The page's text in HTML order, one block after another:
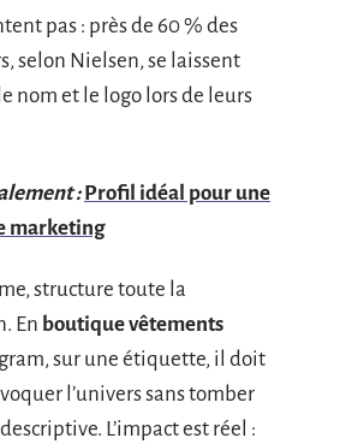
pas : près de 60 % des
selon Nielsen, se laissent
nom et le logo lors de leurs
: Profil idéal pour une
marketing
structure toute la
En boutique vêtements
sur une étiquette, il doit
l’univers sans tomber
L’impact est réel :